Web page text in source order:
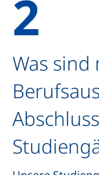
Was sind